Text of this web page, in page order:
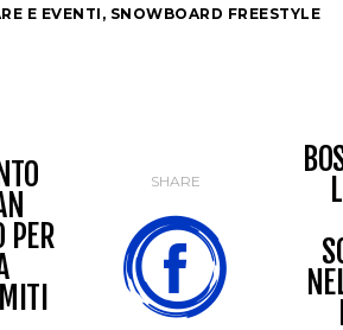
E EVENTI, SNOWBOARD FREESTYLE
PER
SHARE